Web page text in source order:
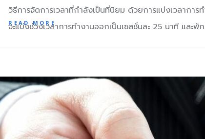
วิธีการจัดการเวลาที่กำลังเป็นที่นิยม ด้วยการแบ่งเวลากา
จะแบ่งช่วงเวลาการทำงานออกเป็นเซสชั่นละ 25 นาที และ
หมายที่เราตั้งไว้ เป็นวิธีการบริหารเวลายอดนิยมที่คิดค้นโ
นักศึกษามหาวิทยาลัย เขามีปัญหาในการจดจ่อกับการเรียนแ
เทศเพื่อวัดช่วงเวลา 25 นาทีของเขาที่ทุ่มเทเวลาเรียนใน
Pomodoro นั้นเรียบง่าย แต่มีประสิทธิภาพมาก เทคนิคนี้เ
READ MORE